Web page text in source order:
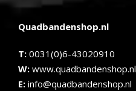
Quadbandenshop.nl
T: 0031(0)6-43020910
W: www.quadbandenshop.nl
E: info@quadbandenshop.nl